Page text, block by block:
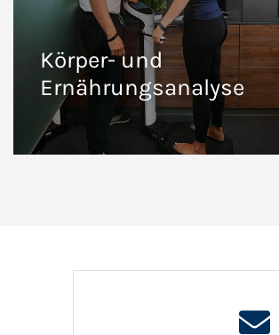
Körper- und
Ernährungsanalyse